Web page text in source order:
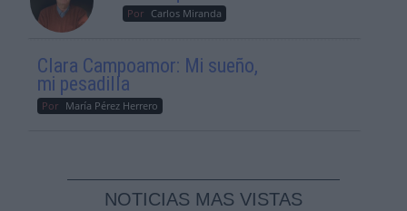
Por Carlos Miranda
Clara Campoamor: Mi sueño,
mi pesadilla
Por María Pérez Herrero
NOTICIAS MAS VISTAS